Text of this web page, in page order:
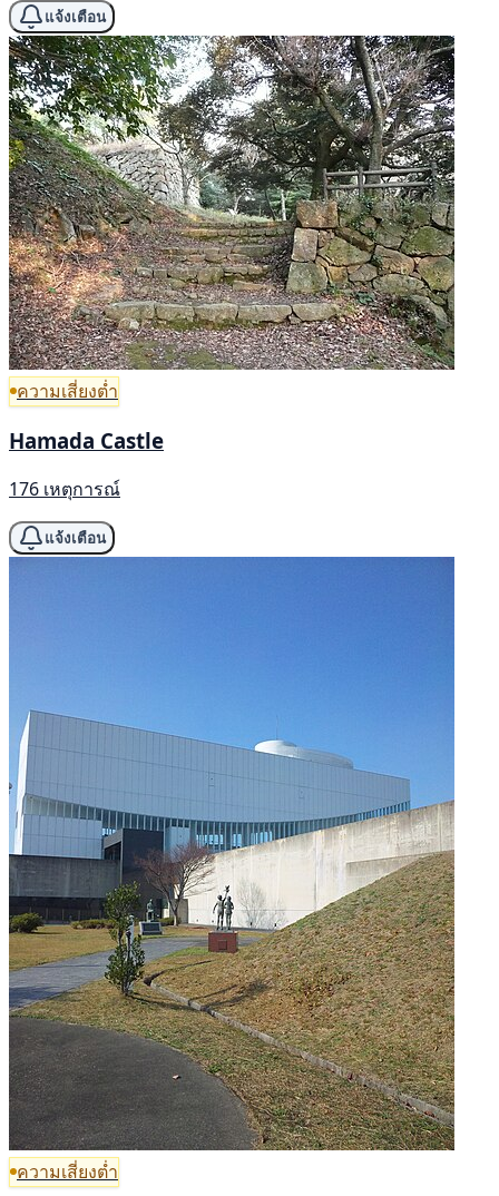
แจ้งเตือน
ความเสี่ยงต่ำ
Hamada Castle
176 เหตุการณ์
แจ้งเตือน
ความเสี่ยงต่ำ